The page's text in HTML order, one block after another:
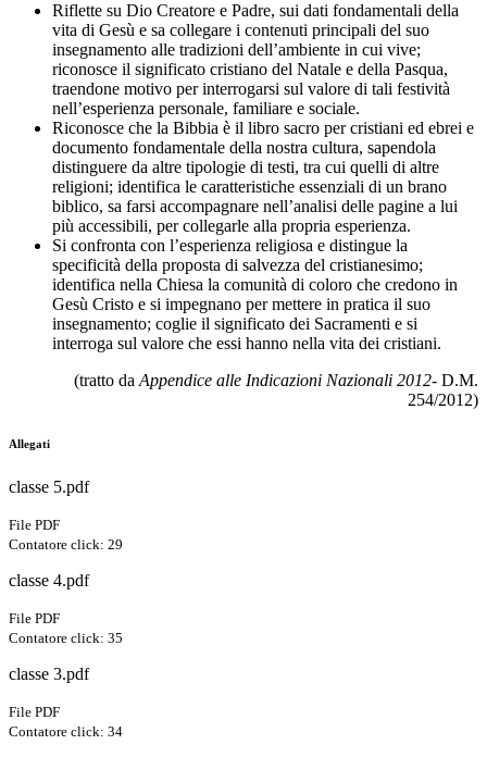
Riflette su Dio Creatore e Padre, sui dati fondamentali della
vita di Gesù e sa collegare i contenuti principali del suo
insegnamento alle tradizioni dell’ambiente in cui vive;
riconosce il significato cristiano del Natale e della Pasqua,
traendone motivo per interrogarsi sul valore di tali festività
nell’esperienza personale, familiare e sociale.
Riconosce che la Bibbia è il libro sacro per cristiani ed ebrei e
documento fondamentale della nostra cultura, sapendola
distinguere da altre tipologie di testi, tra cui quelli di altre
religioni; identifica le caratteristiche essenziali di un brano
biblico, sa farsi accompagnare nell’analisi delle pagine a lui
più accessibili, per collegarle alla propria esperienza.
Si confronta con l’esperienza religiosa e distingue la
specificità della proposta di salvezza del cristianesimo;
identifica nella Chiesa la comunità di coloro che credono in
Gesù Cristo e si impegnano per mettere in pratica il suo
insegnamento; coglie il significato dei Sacramenti e si
interroga sul valore che essi hanno nella vita dei cristiani.
(tratto da Appendice alle Indicazioni Nazionali 2012- D.M.
254/2012)
Allegati
classe 5.pdf
File PDF
Contatore click: 29
classe 4.pdf
File PDF
Contatore click: 35
classe 3.pdf
File PDF
Contatore click: 34